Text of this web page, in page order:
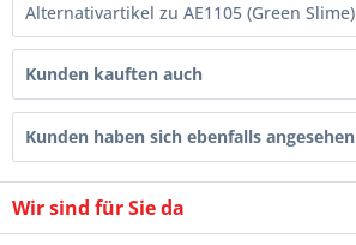
Alternativartikel zu AE1105 (Green Slime)
Kunden kauften auch
Kunden haben sich ebenfalls angesehen
Wir sind für Sie da